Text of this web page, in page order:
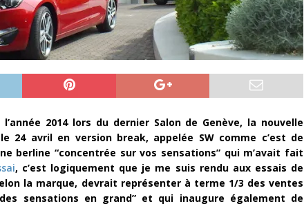
2014 lors du dernier Salon de Genève, la nouvelle
24 avril en version break, appelée SW comme c’est de
berline “concentrée sur vos sensations” qui m’avait fait
, c’est logiquement que je me suis rendu aux essais de
la marque, devrait représenter à terme 1/3 des ventes
sensations en grand” et qui inaugure également de